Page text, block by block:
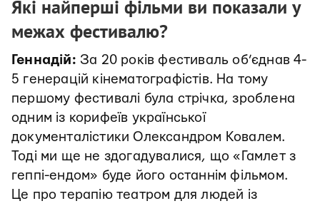
Які найперші фільми ви показали у
межах фестивалю?
Геннадій: За 20 років фестиваль об’єднав 4-
5 генерацій кінематографістів. На тому
першому фестивалі була стрічка, зроблена
одним із корифеїв української
документалістики Олександром Ковалем.
Тоді ми ще не здогадувалися, що «Гамлет з
геппі-ендом» буде його останнім фільмом.
Це про терапію театром для людей із